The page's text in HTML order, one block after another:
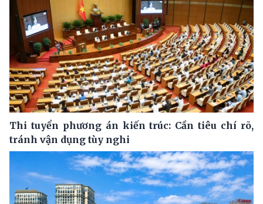
Thi tuyển phương án kiến trúc: Cần tiêu chí rõ,
tránh vận dụng tùy nghi